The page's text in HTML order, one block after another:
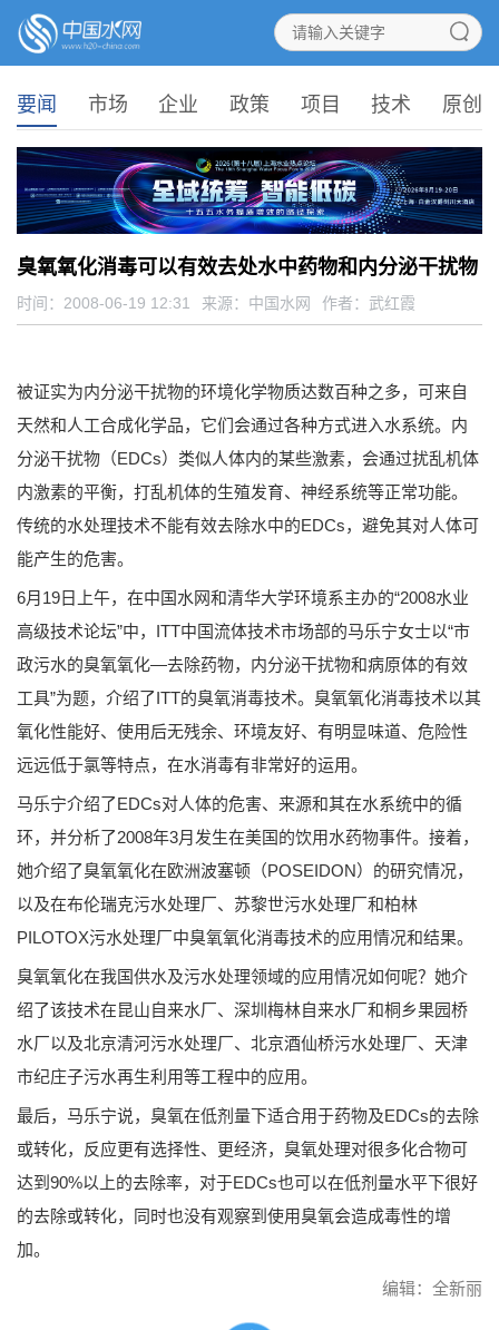
要闻 市场 企业 政策 项目 技术 原创
臭氧氧化消毒可以有效去处水中药物和内分泌干扰物
时间：2008-06-19 12:31 来源： 中国水网 作者：武红霞
被证实为内分泌干扰物的环境化学物质达数百种之多，可来自
天然和人工合成化学品，它们会通过各种方式进入水系统。内
分泌干扰物（EDCs）类似人体内的某些激素，会通过扰乱机体
内激素的平衡，打乱机体的生殖发育、神经系统等正常功能。
传统的水处理技术不能有效去除水中的EDCs，避免其对人体可
能产生的危害。
6月19日上午，在中国水网和清华大学环境系主办的“2008水业
高级技术论坛”中，ITT中国流体技术市场部的马乐宁女士以“市
政污水的臭氧氧化—去除药物，内分泌干扰物和病原体的有效
工具”为题，介绍了ITT的臭氧消毒技术。臭氧氧化消毒技术以其
氧化性能好、使用后无残余、环境友好、有明显味道、危险性
远远低于氯等特点，在水消毒有非常好的运用。
马乐宁介绍了EDCs对人体的危害、来源和其在水系统中的循
环，并分析了2008年3月发生在美国的饮用水药物事件。接着，
她介绍了臭氧氧化在欧洲波塞顿（POSEIDON）的研究情况，
以及在布伦瑞克污水处理厂、苏黎世污水处理厂和柏林
PILOTOX污水处理厂中臭氧氧化消毒技术的应用情况和结果。
臭氧氧化在我国供水及污水处理领域的应用情况如何呢？她介
绍了该技术在昆山自来水厂、深圳梅林自来水厂和桐乡果园桥
水厂以及北京清河污水处理厂、北京酒仙桥污水处理厂、天津
市纪庄子污水再生利用等工程中的应用。
最后，马乐宁说，臭氧在低剂量下适合用于药物及EDCs的去除
或转化，反应更有选择性、更经济，臭氧处理对很多化合物可
达到90%以上的去除率，对于EDCs也可以在低剂量水平下很好
的去除或转化，同时也没有观察到使用臭氧会造成毒性的增
加。
编辑：全新丽